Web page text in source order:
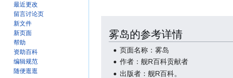
雾岛的参考详情
页面名称：雾岛
作者：舰R百科贡献者
出版者：舰R百科。
最近更改
留言讨论页
新文件
新页面
帮助
资助百科
编辑规范
随便逛逛